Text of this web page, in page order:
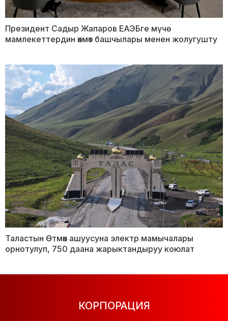
Президент Садыр Жапаров ЕАЭБге мүчө
мамлекеттердин өкмөт башчылары менен жолугушту
Таластын Өтмөк ашуусуна электр мамычалары
орнотулуп, 750 даана жарыктандыруу коюлат
КОРПОРАЦИЯ